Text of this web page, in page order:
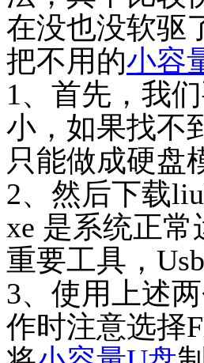
在没也没软驱
把不用的小容
1、首先，我
小，如果找不
只能做成硬盘
2、然后下载
xe 是系统正
重要工具，
3、使用上述
作时注意选择